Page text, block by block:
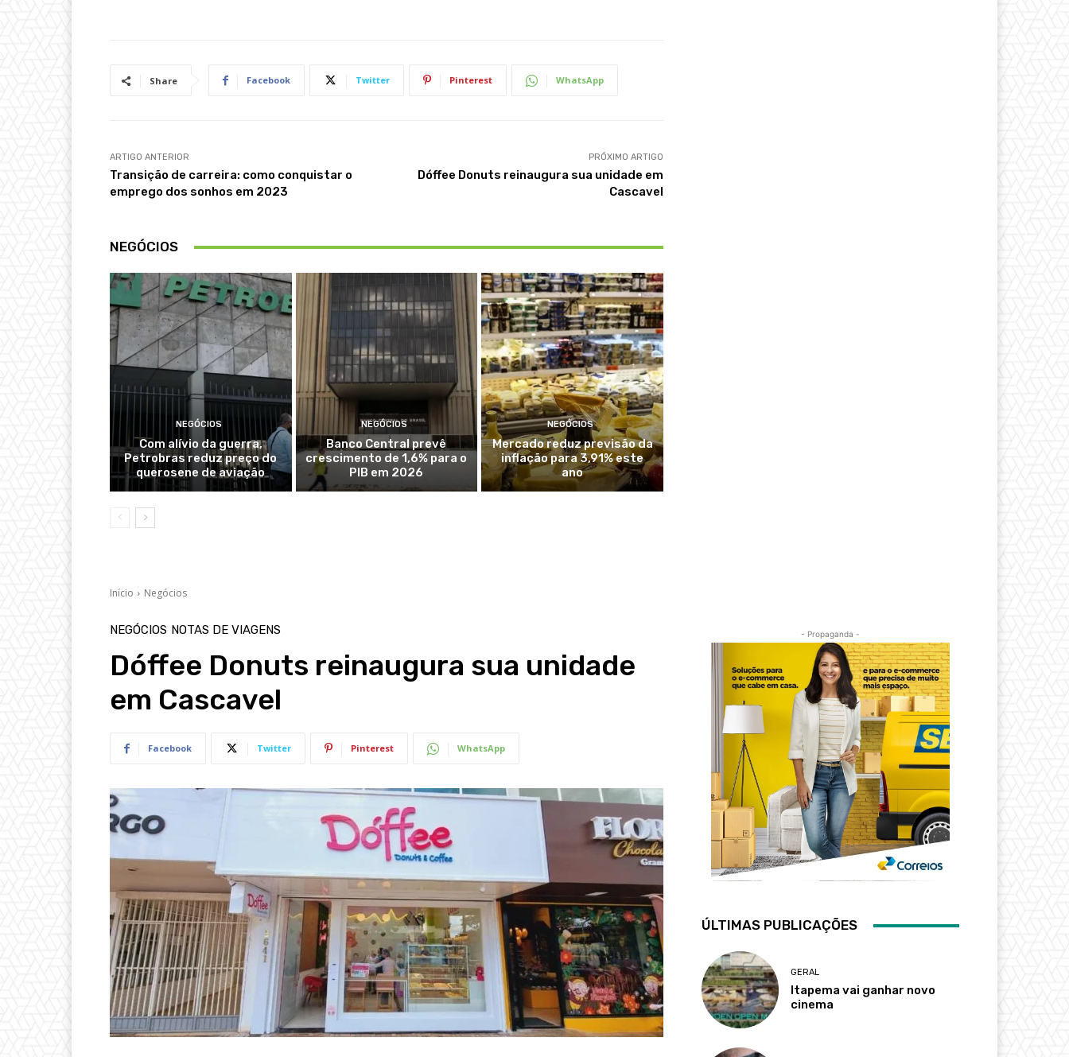
Share Facebook Twitter Pinterest WhatsApp
ARTIGO ANTERIOR
Transição de carreira: como conquistar o
emprego dos sonhos em 2023
PRÓXIMO ARTIGO
Dóffee Donuts reinaugura sua unidade em
Cascavel
NEGÓCIOS
NEGÓCIOS
Com alívio da guerra,
Petrobras reduz preço do
querosene de aviação
NEGÓCIOS
Banco Central prevê
crescimento de 1,6% para o
PIB em 2026
NEGÓCIOS
Mercado reduz previsão da
inflação para 3,91% este
ano